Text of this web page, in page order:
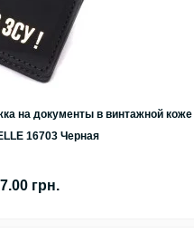
на документы в винтажной
16703 Черная
грн.